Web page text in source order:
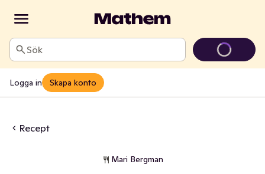
Sök
Logga in Skapa konto
Recept
Mari Bergman